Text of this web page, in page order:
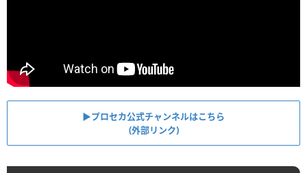
▶︎プロセカ公式チャンネルはこちら
(外部リンク)